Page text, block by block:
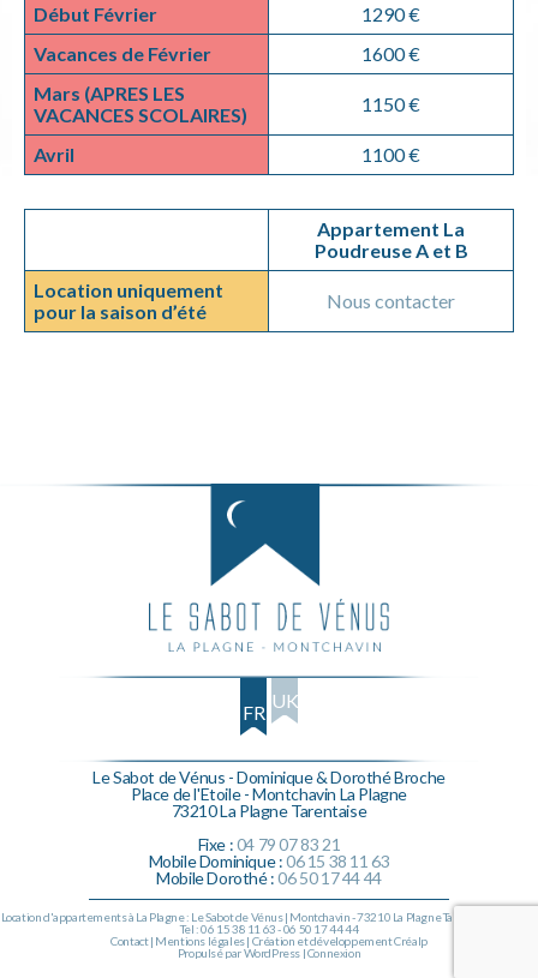
Début Février
1290 €
Vacances de Février
1600 €
Mars (APRES LES
VACANCES SCOLAIRES)
1150 €
Avril 1100 €
Appartement La
Poudreuse A et B
Location uniquement
pour la saison d’été
Nous contacter
FR
UK
Le Sabot de Vénus - Dominique & Dorothé Broche
Place de l'Etoile - Montchavin La Plagne
73210 La Plagne Tarentaise
Fixe :04 79 07 83 21
Mobile Dominique :06 15 38 11 63
Mobile Dorothé :06 50 17 44 44
Location d'appartements à La Plagne : Le Sabot de Vénus | Montchavin - 73210 La Plagne Tarentaise (Savoie)
Tel :06 15 38 11 63-06 50 17 44 44
Contact| Mentions légales| Création et développementCréalp
Propulsé par WordPress |Connexion